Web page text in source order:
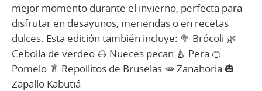
mejor momento durante el invierno, perfecta para
disfrutar en desayunos, meriendas o en recetas
dulces. Esta edición también incluye: 🥦 Brócoli 🌿
Cebolla de verdeo 🌰 Nueces pecan 🍐 Pera 🍊
Pomelo 🥬 Repollitos de Bruselas 🥕 Zanahoria 🎃
Zapallo Kabutiá